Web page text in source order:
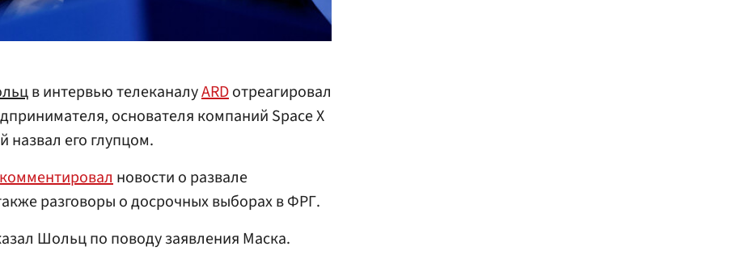
в интервью телеканалуARDотреагировал
основателя компаний Space X
назвал его глупцом.
новости о развале
разговоры о досрочных выборах в ФРГ.
Шольц по поводу заявления Маска.